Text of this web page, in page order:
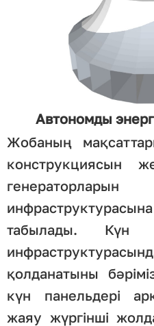
Автономды
Жобаның
конструкциясын
табылады. Күн
қолданатыны
күн панельдері
жаяу жүргінші